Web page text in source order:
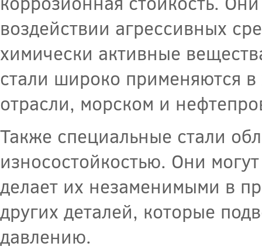
воздействии агрессивных
химически активные
стали широко применяются
отрасли, морском и
Также специальные стали
износостойкостью. Они
делает их незаменимыми в
других деталей, которые
давлению.